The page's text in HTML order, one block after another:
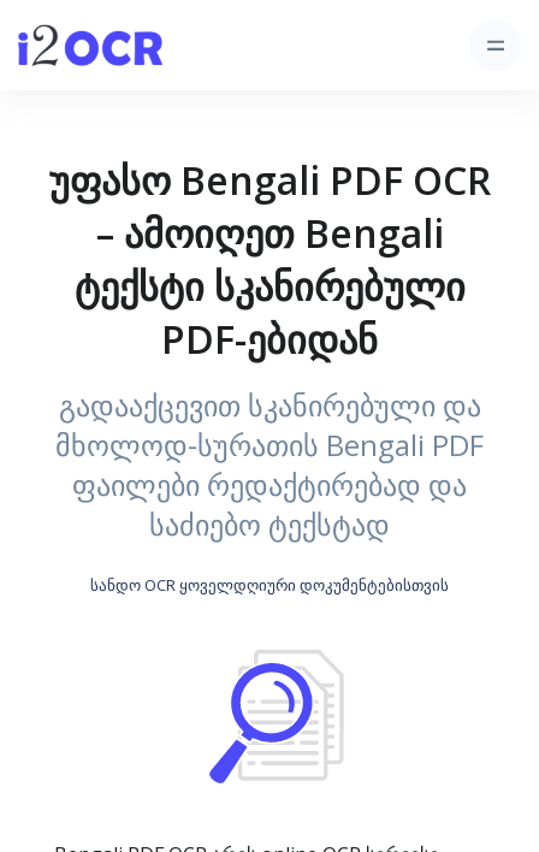
უფასო Bengali PDF OCR
– ამოიღეთ Bengali
ტექსტი სკანირებული
PDF-ებიდან
გადააქცევით სკანირებული და
მხოლოდ-სურათის Bengali PDF
ფაილები რედაქტირებად და
საძიებო ტექსტად
სანდო OCR ყოველდღიური დოკუმენტებისთვის